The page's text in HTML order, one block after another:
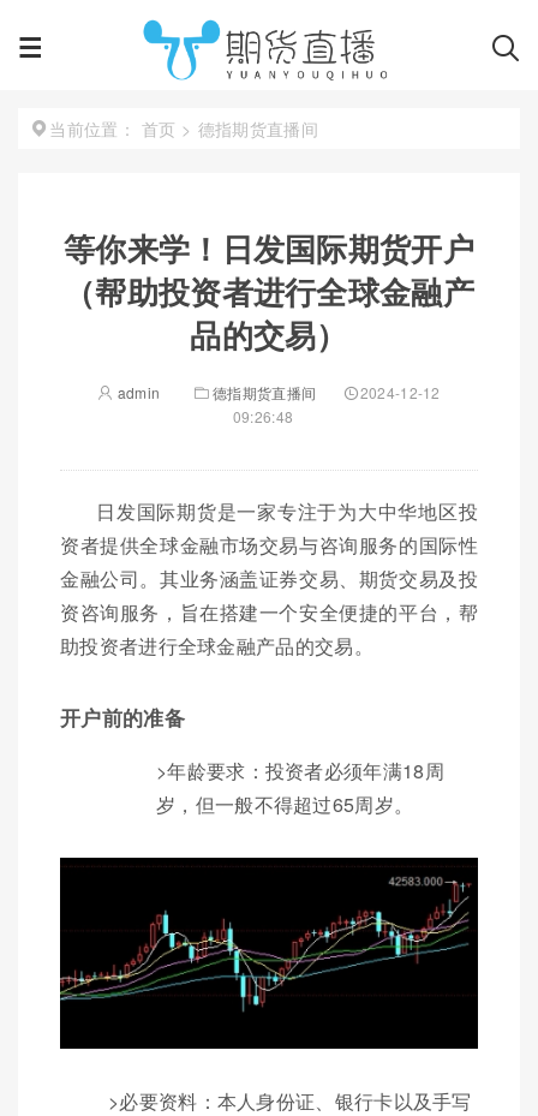
当前位置： 首页 > 德指期货直播间
等你来学！日发国际期货开户
（帮助投资者进行全球金融产
品的交易）
admin 德指期货直播间
2024-12-12
09:26:48
日发国际期货是一家专注于为大中华地区投
资者提供全球金融市场交易与咨询服务的国际性
金融公司。其业务涵盖证券交易、期货交易及投
资咨询服务，旨在搭建一个安全便捷的平台，帮
助投资者进行全球金融产品的交易。
开户前的准备
>年龄要求：投资者必须年满18周
岁，但一般不得超过65周岁。
>必要资料：本人身份证、银行卡以及手写